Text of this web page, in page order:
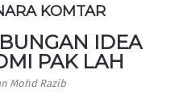
KOMTAR
IDEA
PAK LAH
Mohd Razib